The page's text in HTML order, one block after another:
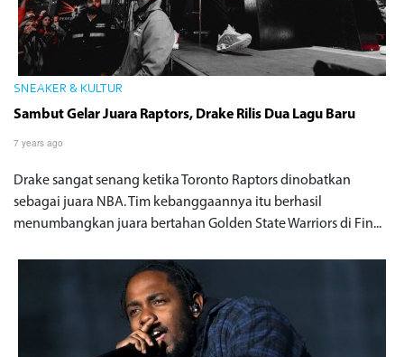
SNEAKER & KULTUR
Sambut Gelar Juara Raptors, Drake Rilis Dua Lagu Baru
7 years ago
Drake sangat senang ketika Toronto Raptors dinobatkan
sebagai juara NBA. Tim kebanggaannya itu berhasil
menumbangkan juara bertahan Golden State Warriors di Fin...